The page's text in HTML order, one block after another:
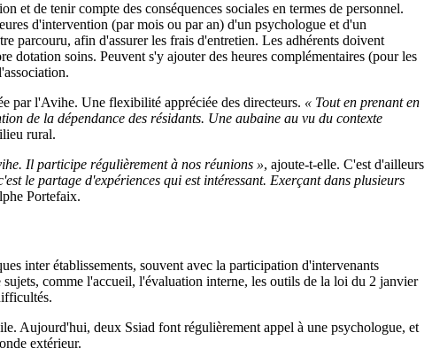
et de tenir compte des conséquences sociales en termes de personnel.
d'intervention (par mois ou par an) d'un psychologue et d'un
parcouru, afin d'assurer les frais d'entretien. Les adhérents doivent
dotation soins. Peuvent s'y ajouter des heures complémentaires (pour les
par l'Avihe. Une flexibilité appréciée des directeurs. « Tout en prenant en
de la dépendance des résidants. Une aubaine au vu du contexte
rural.
Il participe régulièrement à nos réunions », ajoute-t-elle. C'est d'ailleurs
le partage d'expériences qui est intéressant. Exerçant dans plusieurs
Portefaix.
inter établissements, souvent avec la participation d'intervenants
comme l'accueil, l'évaluation interne, les outils de la loi du 2 janvier
Aujourd'hui, deux Ssiad font régulièrement appel à une psychologue, et
extérieur.